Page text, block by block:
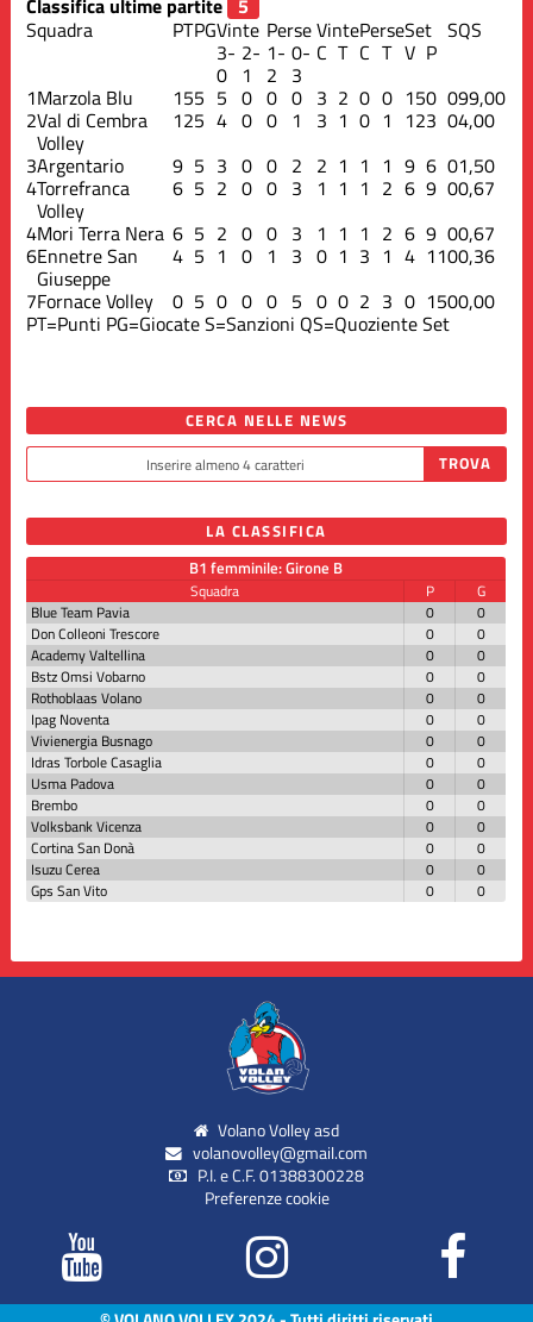
Squadra
PTPGVinte PerseVintePerseSet SQS
3-
0
2-
1
1-
2
0-
3
C T C T V P
1Marzola Blu 155 5 0 0 0 3 2 0 0 150 099,00
2Val di Cembra
Volley
125 4 0 0 1 3 1 0 1 123 04,00
3Argentario 9 5 3 0 0 2 2 1 1 1 9 6 01,50
4Torrefranca
Volley
6 5 2 0 0 3 1 1 1 2 6 9 00,67
4Mori Terra Nera 6 5 2 0 0 3 1 1 1 2 6 9 00,67
6Ennetre San
Giuseppe
4 5 1 0 1 3 0 1 3 1 4 1100,36
7Fornace Volley 0 5 0 0 0 5 0 0 2 3 0 1500,00
PT=Punti PG=GiocateS=Sanzioni QS=Quoziente Set
CERCA NELLE NEWS
LA CLASSIFICA
B1 femminile: Girone B
Squadra P
G
Blue Team Pavia
0
0
Don Colleoni Trescore
0
0
Academy Valtellina
0
0
Bstz Omsi Vobarno
0
0
Rothoblaas Volano
0
0
Ipag Noventa
0
0
Vivienergia Busnago
0
0
Idras Torbole Casaglia
0
0
Usma Padova
0
0
Brembo
0
0
Volksbank Vicenza
0
0
Cortina San Donà
0
0
Isuzu Cerea
0
0
Gps San Vito
0 0
Volano Volley asd
volanovolley@gmail.com
P.I. e C.F. 01388300228
Preferenze cookie